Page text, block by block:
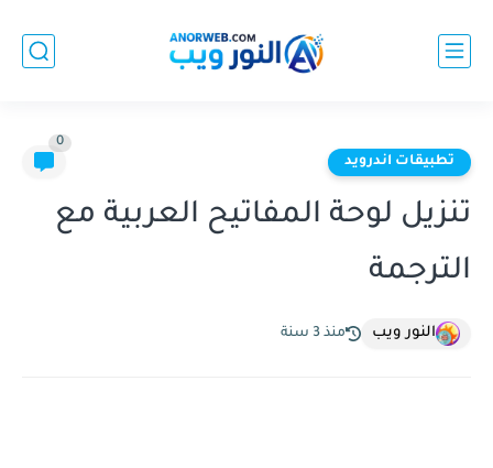
تطبيقات اندرويد
0
تنزيل لوحة المفاتيح العربية مع
الترجمة
النور ويب منذ 3 سنة